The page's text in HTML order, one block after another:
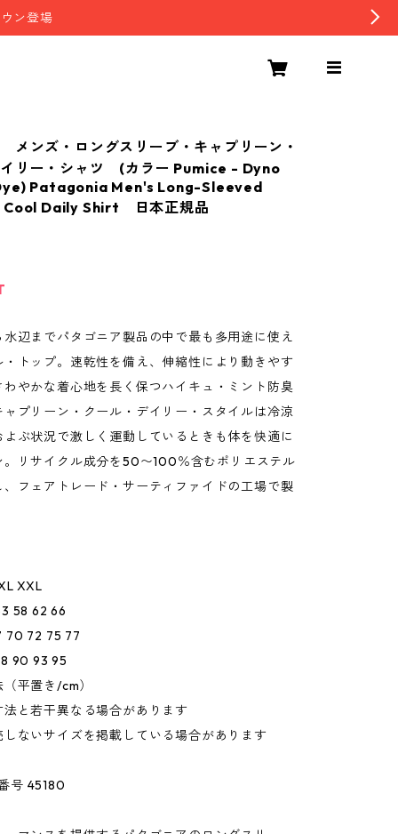
ン登場
メンズ・ロングスリーブ・キャプリーン・
リー・シャツ (カラー Pumice - Dyno
Patagonia Men's Long-Sleeved
Cool Daily Shirt 日本正規品
辺までパタゴニア製品の中で最も多用途に使え
トップ。速乾性を備え、伸縮性により動きやす
やかな着心地を長く保つハイキュ・ミント防臭
プリーン・クール・デイリー・スタイルは冷涼
ぶ状況で激しく運動しているときも体を快適に
。リサイクル成分を50〜100％含むポリエステル
フェアトレード・サーティファイドの工場で製
XXL
58 62 66
70 72 75 77
90 93 95
平置き/cm）
と若干異なる場合があります
ないサイズを掲載している場合があります
号 45180